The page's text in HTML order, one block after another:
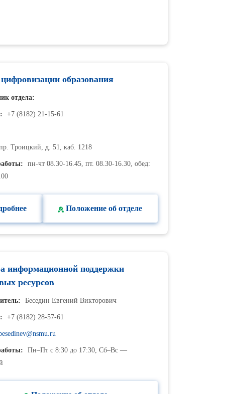
образования
отдела:
+7 (8182) 21-15-61
Троицкий, д. 51, каб. 1218
пн-чт 08.30-16.45, пт. 08.30-16.30, обед:
Положение об отделе
информационной поддержки
ресурсов
Беседин Евгений Викторович
+7 (8182) 28-57-61
Пн–Пт с 8:30 до 17:30, Сб–Вс —